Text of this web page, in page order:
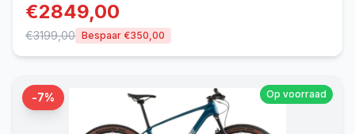
€2849,00
€3199,00 Bespaar €350,00
-7% Op voorraad